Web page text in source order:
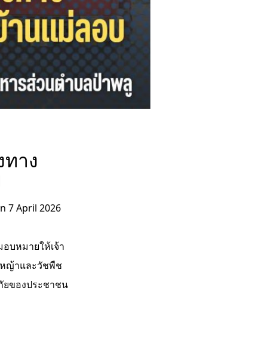
าง
7 April 2026
บหมายให้เจ้า
ญ้าและวัชพืช
ยของประชาชน